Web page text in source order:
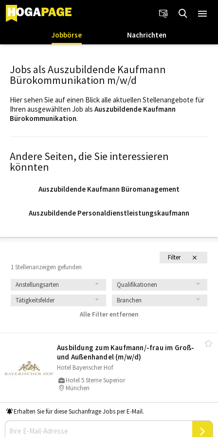
Jobbörse Nachrichten
Filter
1 Stellenanzeigen gefunden
Anstellungsarten
Qualifikationen
Tätigkeitsfelder
Branchen
Alle Filter entfernen
Ausbildung zum Kaufmann/​-frau im Groß-
und Außenhandel (m/​w/​d)
Hotel Bayerischer Hof
Hotel 5 Sterne Superior
München
Erhalten Sie für diese Suchanfrage Jobs per E-Mail.
Jobs als Auszubildende Kaufmann
Bürokommunikation m/w/d
Hier sehen Sie auf einen Blick alle aktuellen Stellenangebote für
Ihren ausgewählten Job als Auszubildende Kaufmann
Bürokommunikation.
Andere Seiten, die Sie interessieren
könnten
Auszubildende Kaufmann Büromanagement
Auszubildende Personaldienstleistungskaufmann